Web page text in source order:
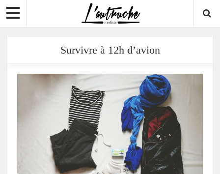
Survivre à 12h d’avion